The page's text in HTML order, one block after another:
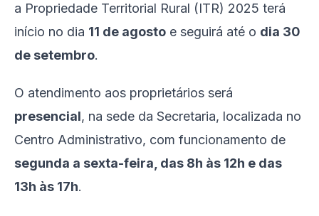
a Propriedade Territorial Rural (ITR) 2025 terá
início no dia 11 de agosto e seguirá até o dia 30
de setembro.
O atendimento aos proprietários será
presencial, na sede da Secretaria, localizada no
Centro Administrativo, com funcionamento de
segunda a sexta-feira, das 8h às 12h e das
13h às 17h.